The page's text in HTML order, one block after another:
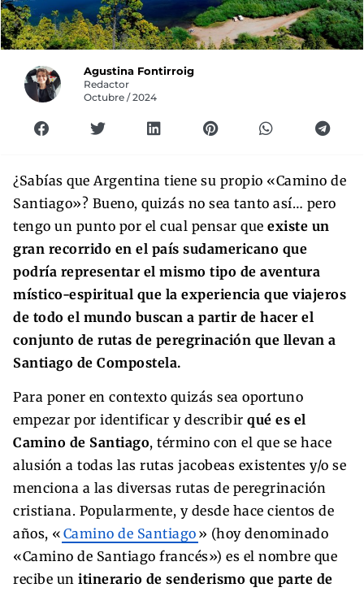
Agustina Fontirroig
Redactor
Octubre / 2024
¿Sabías que Argentina tiene su propio «Camino de
Santiago»? Bueno, quizás no sea tanto así… pero
tengo un punto por el cual pensar que existe un
gran recorrido en el país sudamericano que
podría representar el mismo tipo de aventura
místico-espiritual que la experiencia que viajeros
de todo el mundo buscan a partir de hacer el
conjunto de rutas de peregrinación que llevan a
Santiago de Compostela.​
Para poner en contexto quizás sea oportuno
empezar por identificar y describir qué es el
Camino de Santiago, término con el que se hace
alusión a todas las rutas jacobeas existentes y/o se
menciona a las diversas rutas de peregrinación
cristiana. Popularmente, y desde hace cientos de
años, « Camino de Santiago » (hoy denominado
«Camino de Santiago francés») es el nombre que
recibe un itinerario de senderismo que parte de